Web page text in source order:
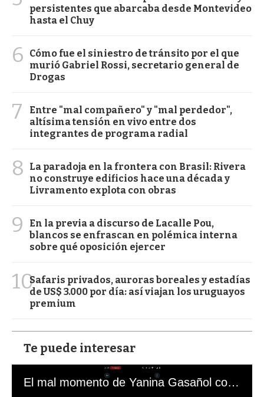
persistentes que abarcaba desde Montevideo
hasta el Chuy
6
Cómo fue el siniestro de tránsito por el que
murió Gabriel Rossi, secretario general de
Drogas
7
Entre "mal compañero" y "mal perdedor",
altísima tensión en vivo entre dos
integrantes de programa radial
8
La paradoja en la frontera con Brasil: Rivera
no construye edificios hace una década y
Livramento explota con obras
9
En la previa a discurso de Lacalle Pou,
blancos se enfrascan en polémica interna
sobre qué oposición ejercer
10Safaris privados, auroras boreales y estadías
de US$ 3.000 por día: así viajan los uruguayos
premium
Te puede interesar
El mal momento de Yanina Gasañol con un hincha argentino en "Subrayado"